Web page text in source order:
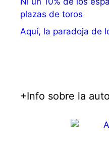
plazas de toros
Aquí, la paradoja de
+Info sobre la